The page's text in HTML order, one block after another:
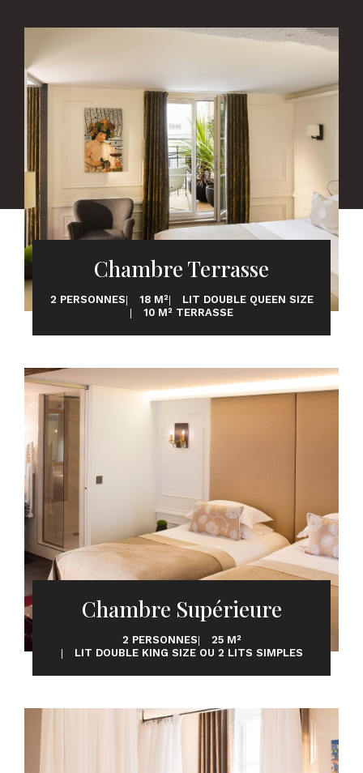
Chambre Terrasse
2 PERSONNES 18 M²
LIT DOUBLE QUEEN SIZE
10 M² TERRASSE
Chambre Supérieure
2 PERSONNES
25 M²
LIT DOUBLE KING SIZE OU 2 LITS SIMPLES